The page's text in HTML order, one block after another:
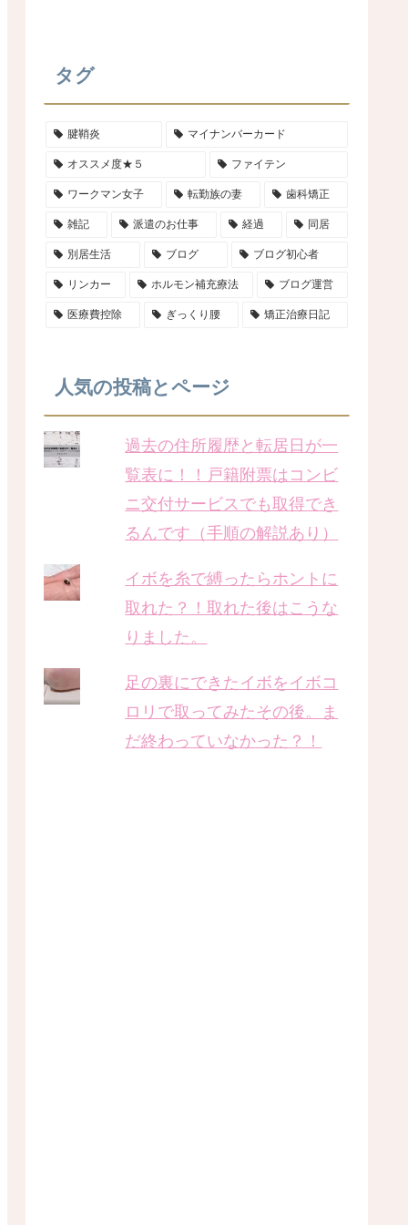
タグ
腱鞘炎 マイナンバーカード
オススメ度★５ ファイテン
ワークマン女子 転勤族の妻 歯科矯正
雑記 派遣のお仕事 経過 同居
別居生活 ブログ ブログ初心者
リンカー ホルモン補充療法 ブログ運営
医療費控除 ぎっくり腰 矯正治療日記
人気の投稿とページ
過去の住所履歴と転居日が一
覧表に！！戸籍附票はコンビ
ニ交付サービスでも取得でき
るんです（手順の解説あり）
イボを糸で縛ったらホントに
取れた？！取れた後はこうな
りました。
足の裏にできたイボをイボコ
ロリで取ってみたその後。ま
だ終わっていなかった？！